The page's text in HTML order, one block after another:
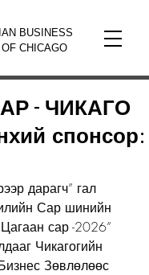
BUSINESS
CHICAGO
- ЧИКАГО
спонсор:
дарагч” гал
Сар шинийн
сар -2026”
Чикагогийн
Зөвлөлөөс